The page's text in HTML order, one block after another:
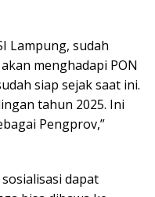
Lampung, sudah
menghadapi PON
siap sejak saat ini.
tahun 2025. Ini
Pengprov,”
dapat